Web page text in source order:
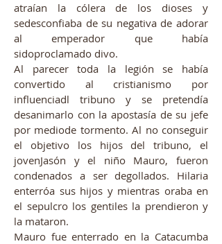
atraían la cólera de los dioses y
sedesconfiaba de su negativa de adorar
al emperador que había
sidoproclamado divo.
Al parecer toda la legión se había
convertido al cristianismo por
influenciadl tribuno y se pretendía
desanimarlo con la apostasía de su jefe
por mediode tormento. Al no conseguir
el objetivo los hijos del tribuno, el
jovenJasón y el niño Mauro, fueron
condenados a ser degollados. Hilaria
enterróa sus hijos y mientras oraba en
el sepulcro los gentiles la prendieron y
la mataron.
Mauro fue enterrado en la Catacumba